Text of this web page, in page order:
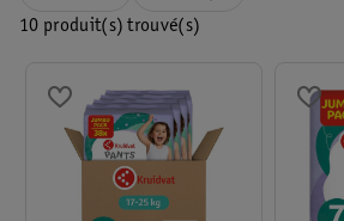
10 produit(s) trouvé(s)